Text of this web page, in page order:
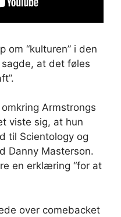
om “kulturen” i den
at det føles
Armstrongs
viste sig, at hun
til Scientology og
Danny Masterson.
en erklæring “for at
over comebacket